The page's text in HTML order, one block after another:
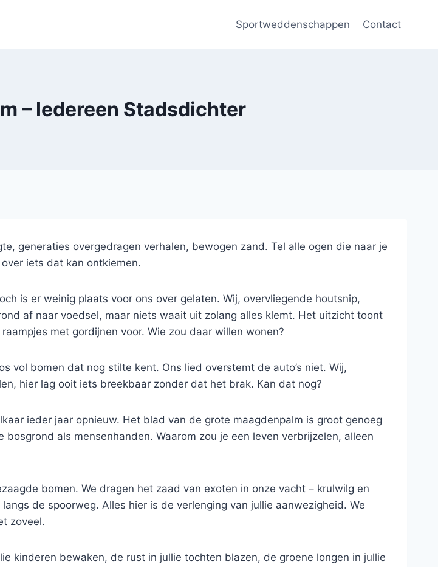
Sportweddenschappen Contact
– Iedereen Stadsdichter
generaties overgedragen verhalen, bewogen zand. Tel alle ogen die naar je
iets dat kan ontkiemen.
is er weinig plaats voor ons over gelaten. Wij, overvliegende houtsnip,
af naar voedsel, maar niets waait uit zolang alles klemt. Het uitzicht toont
met gordijnen voor. Wie zou daar willen wonen?
vol bomen dat nog stilte kent. Ons lied overstemt de auto’s niet. Wij,
hier lag ooit iets breekbaar zonder dat het brak. Kan dat nog?
ieder jaar opnieuw. Het blad van de grote maagdenpalm is groot genoeg
als mensenhanden. Waarom zou je een leven verbrijzelen, alleen
bomen. We dragen het zaad van exoten in onze vacht – krulwilg en
de spoorweg. Alles hier is de verlenging van jullie aanwezigheid. We
zoveel.
kinderen bewaken, de rust in jullie tochten blazen, de groene longen in jullie